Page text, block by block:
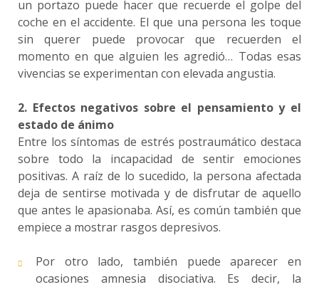
un portazo puede hacer que recuerde el golpe del
coche en el accidente. El que una persona les toque
sin querer puede provocar que recuerden el
momento en que alguien les agredió… Todas esas
vivencias se experimentan con elevada angustia.
2. Efectos negativos sobre el pensamiento y el
estado de ánimo
Entre los síntomas de estrés postraumático destaca
sobre todo la incapacidad de sentir emociones
positivas. A raíz de lo sucedido, la persona afectada
deja de sentirse motivada y de disfrutar de aquello
que antes le apasionaba. Así, es común también que
empiece a mostrar rasgos depresivos.
Por otro lado, también puede aparecer en
ocasiones amnesia disociativa. Es decir, la